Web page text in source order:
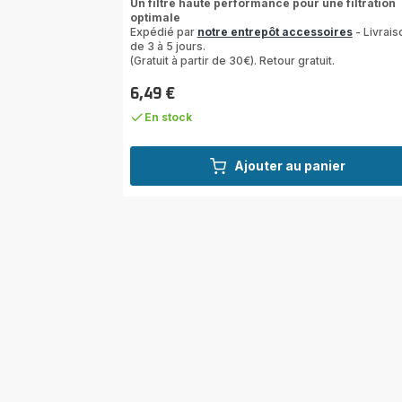
Ajouter au panier
Un filtre haute performance pour une filtration
optimale
Expédié par notre entrepôt accessoires-
de 3 à 5 jours.
(Gratuit à partir de 30€). Retour gratuit.
Prix
6,49 €
En stock